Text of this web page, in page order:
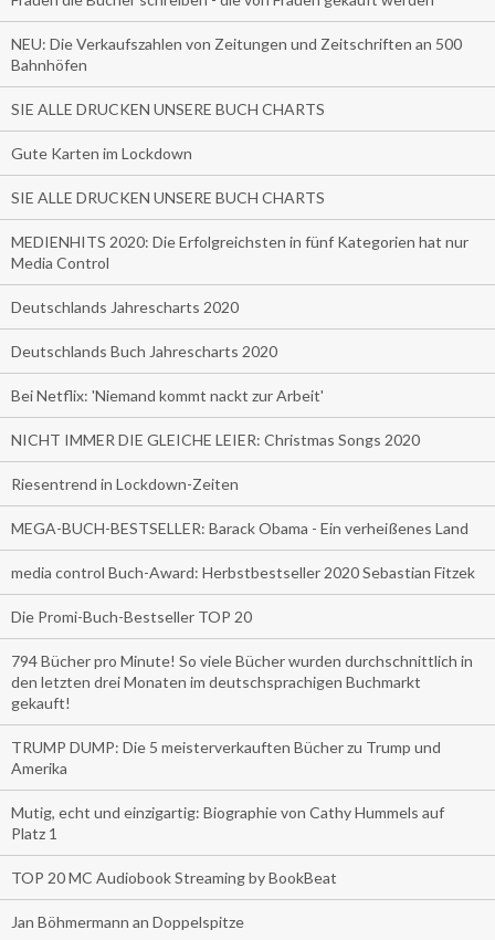
NEU: Die Verkaufszahlen von Zeitungen und Zeitschriften an 500
Bahnhöfen
SIE ALLE DRUCKEN UNSERE BUCH CHARTS
Gute Karten im Lockdown
SIE ALLE DRUCKEN UNSERE BUCH CHARTS
MEDIENHITS 2020: Die Erfolgreichsten in fünf Kategorien hat nur
Media Control
Deutschlands Jahrescharts 2020
Deutschlands Buch Jahrescharts 2020
Bei Netflix: 'Niemand kommt nackt zur Arbeit'
NICHT IMMER DIE GLEICHE LEIER: Christmas Songs 2020
Riesentrend in Lockdown-Zeiten
MEGA-BUCH-BESTSELLER: Barack Obama - Ein verheißenes Land
media control Buch-Award: Herbstbestseller 2020 Sebastian Fitzek
Die Promi-Buch-Bestseller TOP 20
794 Bücher pro Minute! So viele Bücher wurden durchschnittlich in
den letzten drei Monaten im deutschsprachigen Buchmarkt
gekauft!
TRUMP DUMP: Die 5 meisterverkauften Bücher zu Trump und
Amerika
Mutig, echt und einzigartig: Biographie von Cathy Hummels auf
Platz 1
TOP 20 MC Audiobook Streaming by BookBeat
Jan Böhmermann an Doppelspitze